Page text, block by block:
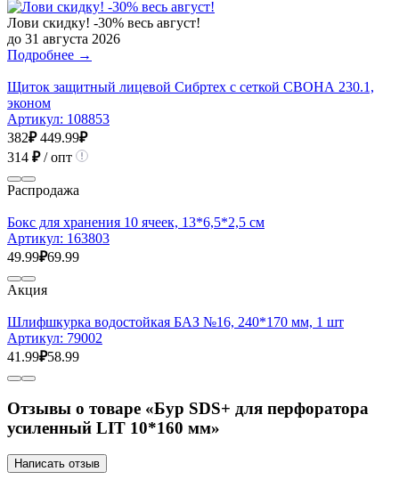
Лови скидку! -30% весь август!
до 31 августа 2026
Подробнее →
Щиток защитный лицевой Сибртех с сеткой СВОНА 230.1,
эконом
Артикул: 108853
382₽ 449.99₽
314 ₽/ опт
Распродажа
Бокс для хранения 10 ячеек, 13*6,5*2,5 см
Артикул: 163803
49.99₽69.99
Акция
Шлифшкурка водостойкая БАЗ №16, 240*170 мм, 1 шт
Артикул: 79002
41.99₽58.99
Отзывы о товаре «Бур SDS+ для перфоратора
усиленный LIT 10*160 мм»
Написать отзыв